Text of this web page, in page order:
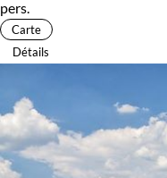
pers.
Carte
Détails